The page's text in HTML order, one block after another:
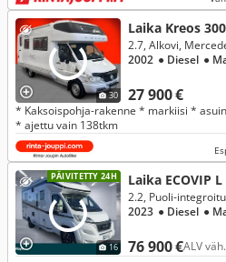
30
Laika Kreos
27 900 €
2.7, Alkovi,
2002 ● Diesel ●
* Kaksoispohja-rakenne * markiisi *
* ajettu vain 138tkm
PÄIVITETTY 24H
16
Laika ECOVIP
76 900 €ALV
2023 ● Diesel ●